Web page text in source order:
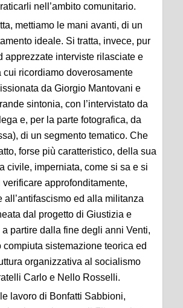
nell’ambito comunitario.
mettiamo le mani avanti, di un
ideale. Si tratta, invece, pur
apprezzate interviste rilasciate e
cui ricordiamo doverosamente
da Giorgio Mantovani e
sintonia, con l’intervistato da
e, per la parte fotografica, da
di un segmento tematico. Che
forse più caratteristico, della sua
civile, imperniata, come si sa e si
verificare approfonditamente,
all’antifascismo ed alla militanza
dal progetto di Giustizia e
a partire dalla fine degli anni Venti,
compiuta sistemazione teorica ed
organizzativa al socialismo
Carlo e Nello Rosselli.
lavoro di Bonfatti Sabbioni,